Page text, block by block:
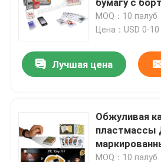
Контроль качества
Новости
Запросите цитату
Незримые играя карточки
бумагу с
незримыми
маркировки,
MOQ：10 палуб
Цена：USD 0-
Лучшая цена
Обжуливая
пластмассы
ИСО
MOQ：10 палуб